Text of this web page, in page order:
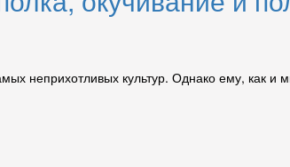
неприхотливых культур. Однако ему, как